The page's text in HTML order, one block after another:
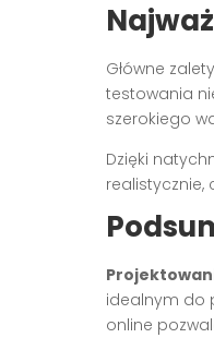
Główne
testowania
szerokiego
Dzięki
idealnym do
online